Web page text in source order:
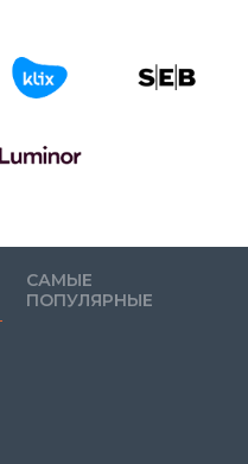
САМЫЕ
ПОПУЛЯРНЫЕ